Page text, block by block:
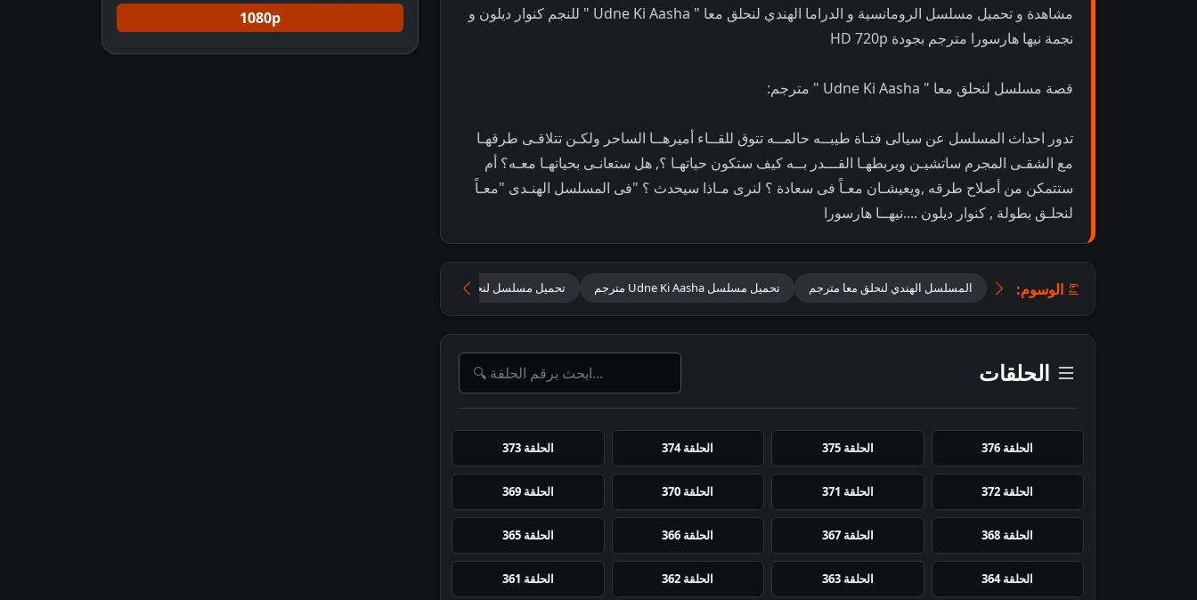
مشاهدة و تحميل مسلسل الرومانسية و الدراما الهندي لنحلق معا " Udne Ki Aasha " للنجم كنوار ديلون و
نجمة نيها هارسورا مترجم بجودة HD 720p
قصة مسلسل لنحلق معا " Udne Ki Aasha " مترجم:
تدور احداث المسلسل عن سيالى فتـاة طيبــه حالمــه تتوق للقــاء أميرهــا الساحر ولكـن تتلاقـى طرقهـا
مع الشقـى المجرم ساتشيـن ويربطهـا القـــدر بــه كيف ستكون حياتهـا ؟, هل ستعانـى بحياتهـا معـه؟ أم
ستتمكن من أصلاح طرقه ,ويعيشـان معـاً فى سعادة ؟ لنرى مـاذا سيحدث ؟ "فى المسلسل الهنـدى "معـاً
لنحلـق بطولة , كنوار ديلون ....نيهــا هارسورا
الوسوم: المسلسل الهندي لنحلق معا مترجم تحميل مسلسل Udne Ki Aasha مترجم تحميل مسلسل لنحلق معًا مترجم
الحلقات
الحلقة 376 الحلقة 375 الحلقة 374 الحلقة 373
الحلقة 372 الحلقة 371 الحلقة 370 الحلقة 369
الحلقة 368 الحلقة 367 الحلقة 366 الحلقة 365
الحلقة 364 الحلقة 363 الحلقة 362 الحلقة 361
1080p